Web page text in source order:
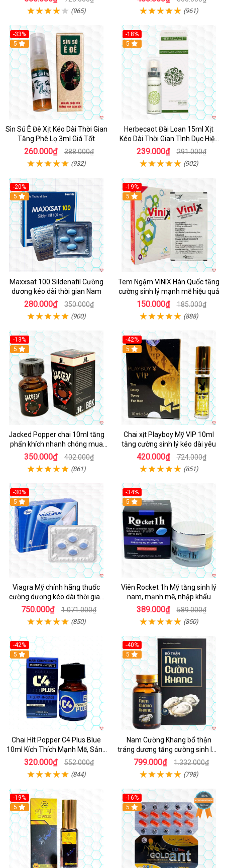
(965) (961)
-33%
5
Sìn Sú Ê Đê Xịt Kéo Dài Thời Gian
Tăng Phê Lọ 3ml Giá Tốt
260.000₫ 388.000₫
(932)
-18%
5
Herbecaot Đài Loan 15ml Xịt
Kéo Dài Thời Gian Tình Dục Hiệu
Quả
239.000₫ 291.000₫
(902)
-20%
5
Maxxsat 100 Sildenafil Cường
dương kéo dài thời gian Nam
280.000₫ 350.000₫
(900)
-19%
5
Tem Ngậm VINIX Hàn Quốc tăng
cường sinh lý mạnh mẽ hiệu quả
150.000₫ 185.000₫
(888)
-13%
5
Jacked Popper chai 10ml tăng
phấn khích nhanh chóng mua
ngay
350.000₫ 402.000₫
(861)
-42%
5
Chai xịt Playboy Mỹ VIP 10ml
tăng cường sinh lý kéo dài yêu
420.000₫ 724.000₫
(851)
-30%
5
Viagra Mỹ chính hãng thuốc
cường dương kéo dài thời gian
cho Nam nhập khẩu chính ngạch
750.000₫ 1.071.000₫
(850)
-34%
5
Viên Rocket 1h Mỹ tăng sinh lý
nam, mạnh mẽ, nhập khẩu
389.000₫ 589.000₫
(850)
-42%
5
Chai Hít Popper C4 Plus Blue
10ml Kích Thích Mạnh Mẽ, Sảng
Khoái
320.000₫ 552.000₫
(844)
-40%
5
Nam Cường Khang bổ thận
tráng dương tăng cường sinh lực
nam
799.000₫ 1.332.000₫
(798)
-19%
5
-16%
5